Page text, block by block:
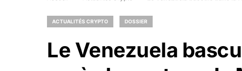
ACTUALITÉS CRYPTO DOSSIER
Le Venezuela